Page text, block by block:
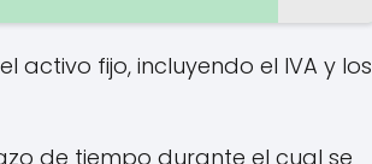
activo fijo, incluyendo el IVA y los
de tiempo durante el cual se